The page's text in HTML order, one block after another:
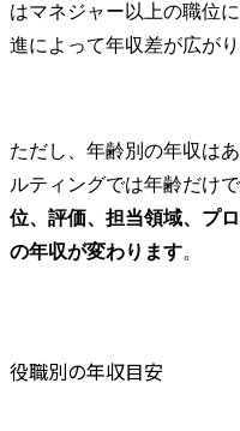
はマネジャー以上の職位
進によって年収差が広が
ただし、年齢別の年収は
ルティングでは年齢だけ
位、評価、担当領域、プ
の年収が変わります。
役職別の年収目安